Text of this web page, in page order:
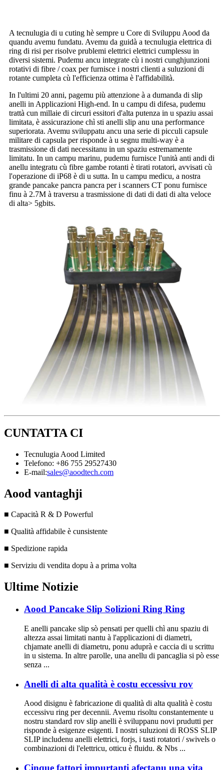
A tecnulugia di u cuting hè sempre u Core di Sviluppu Aood da
quandu avemu fundatu. Avemu da guidà a tecnulugia elettrica di
ring di risi per risolve prublemi elettrici elettrici cumplessu in
diversi sistemi. Pudemu ancu integrate cù i nostri cunghjunzioni
rotativi di fibre / coax per furnisce i nostri clienti a suluzioni di
rotante cumpleta cù l'efficienza ottima è l'affidabilità.
In l'ultimi 20 anni, pagemu più attenzione à a dumanda di slip
anelli in Applicazioni High-end. In u campu di difesa, pudemu
trattà cun millaie di circuri essitori d'alta putenza in u spaziu assai
limitata, è assicurazione chì sti anelli slip anu una performance
superiorata. Avemu sviluppatu ancu una serie di picculi capsule
militare di capsula per risponde à u segnu multi-way è a
trasmissione di dati necessitanu in un spaziu estremamente
limitatu. In un campu marinu, pudemu furnisce l'unità anti andi di
anellu integratu cù fibre gambe rotanti è tirati rotatori, avvisati cù
l'operazione di iP68 è di u sutta. In u campu medicu, a nostra
grande pancake pancra pancra per i scanners CT ponu furnisce
finu à 2.7M à traversu a trasmissione di dati di dati di alta veloce
di alta> 5gbits.
CUNTATTA CI
Tecnulugia Aood Limited
Telefono: +86 755 29527430
E-mail:sales@aoodtech.com
Aood vantaghji
■ Capacità R & D Powerful
■ Qualità affidabile è cunsistente
■ Spedizione rapida
■ Serviziu di vendita dopu à a prima volta
Ultime Notizie
Aood Pancake Slip Solizioni Ring Ring
E anelli pancake slip sò pensati per quelli chì anu spaziu di
altezza assai limitati nantu à l'applicazioni di diametri,
chjamate anelli di diametru, ponu aduprà e caccia di u scrittu
in u sistema. In altre parolle, una anellu di pancaglia si pò esse
senza ...
Anelli di alta qualità è costu eccessivu rov
Aood disignu è fabricazione di qualità di alta qualità è costu
eccessivu ring per decennii. Avemu risoltu constantemente u
nostru standard rov slip anelli è sviluppanu novi prudutti per
risponde à esigenze esigenti. I nostri suluzioni di ROSS SLIP
SLIP includenu anelli elettrici, forjs, i tasti rotatori / swivels o
combinazioni di l'elettricu, otticu è fluidu. & Nbs ...
Cinque fattori impurtanti afectanu una vita